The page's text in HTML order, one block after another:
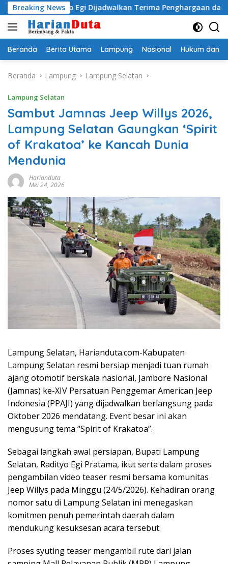
Langsung
ke
konten
Breaking News
Egi Dijadwalkan Terima Penghargaan dari HKBP
Beranda Berita Utama Lampung Nasional Hukum dan
Beranda Lampung Lampung Selatan
Lampung Selatan
Sambut Jamnas Jeep Willys 2026,
Lampung Selatan Gaungkan ‘Spirit
of Krakatoa’ ke Kancah Dunia
Mendunia
Harianduta
Mei 24, 2026
Lampung Selatan, Harianduta.com-Kabupaten
Lampung Selatan resmi bersiap menjadi tuan rumah
ajang otomotif berskala nasional, Jambore Nasional
(Jamnas) ke-XIV Persatuan Penggemar American Jeep
Indonesia (PPAJI) yang dijadwalkan berlangsung pada
Oktober 2026 mendatang. Event besar ini akan
mengusung tema “Spirit of Krakatoa”.
Sebagai langkah awal persiapan, Bupati Lampung
Selatan, Radityo Egi Pratama, ikut serta dalam proses
pengambilan video teaser resmi bersama komunitas
Jeep Willys pada Minggu (24/5/2026). Kehadiran orang
nomor satu di Lampung Selatan ini menegaskan
komitmen penuh pemerintah daerah dalam
mendukung kesuksesan acara tersebut.
Proses syuting teaser mengambil rute dari jalan